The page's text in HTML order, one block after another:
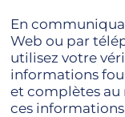
En
Web ou par
utilisez votre
informations
et complètes au
ces